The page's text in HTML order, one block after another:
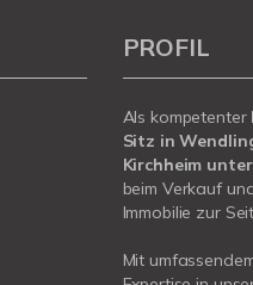
PROFIL
Als kompetenter
Sitz in
Kirchheim
beim Verkauf
Immobilie zur
Mit